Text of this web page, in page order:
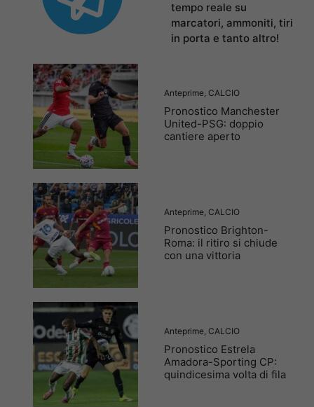
tempo reale su
marcatori, ammoniti, tiri
in porta e tanto altro!
Anteprime CALCIO
Pronostico Manchester
United-PSG: doppio
cantiere aperto
Anteprime CALCIO
Pronostico Brighton-
Roma: il ritiro si chiude
con una vittoria
Anteprime CALCIO
Pronostico Estrela
Amadora-Sporting CP:
quindicesima volta di fila